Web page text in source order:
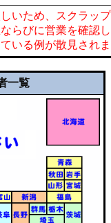
いため、スクラッ
らびに営業を確認
いる例が散見され
一覧